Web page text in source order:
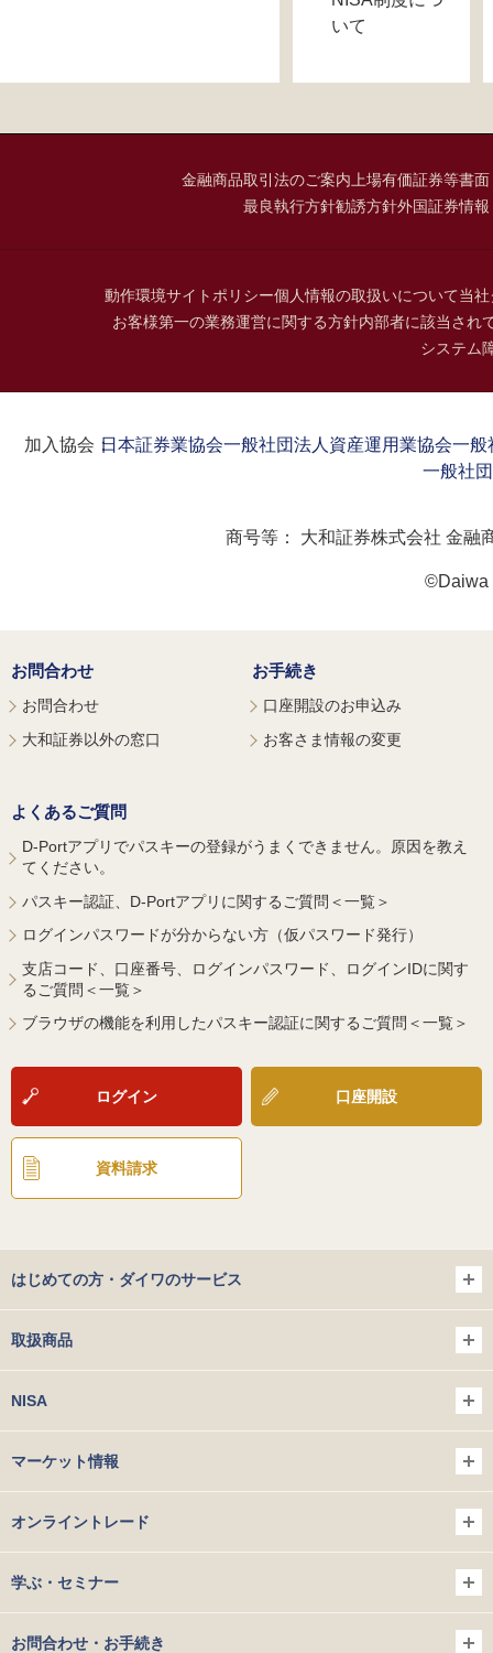
いて
金融商品取引法のご案内 上場有価証券等書
最良執行方針勧誘方針外国証券情
動作環境サイトポリシー個人情報の取扱いについて当
お客様第一の業務運営に関する方針内部者に該当され
システム
加入協会：日本証券業協会一般社団法人資産運用業協会一般
一般社
商号等： 大和証券株式会社 金融
©Daiwa
お問合わせ
お問合わせ
大和証券以外の窓口
お手続き
口座開設のお申込み
お客さま情報の変更
よくあるご質問
D-Portアプリでパスキーの登録がうまくできません。原因を教え
てください。
パスキー認証、D-Portアプリに関するご質問＜一覧＞
ログインパスワードが分からない方（仮パスワード発行）
支店コード、口座番号、ログインパスワード、ログインIDに関す
るご質問＜一覧＞
ブラウザの機能を利用したパスキー認証に関するご質問＜一覧＞
ログイン 口座開設
資料請求
はじめての方・ダイワのサービス
取扱商品
NISA
マーケット情報
オンライントレード
学ぶ・セミナー
お問合わせ・お手続き